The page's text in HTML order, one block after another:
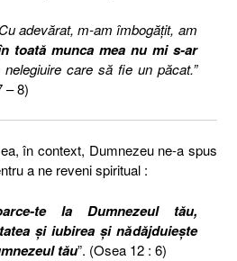
adevărat, m-am îmbogăţit, am
toată munca mea nu mi s-ar
care să fie un păcat.”
– 8)
în context, Dumnezeu ne-a spus
a ne reveni spiritual :
te la Dumnezeul tău,
şi iubirea şi nădăjduieşte
tău”. (Osea 12 : 6)